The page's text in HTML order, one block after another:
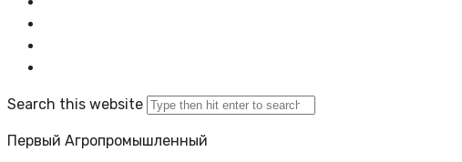
Search this website
Первый Агропромышленный